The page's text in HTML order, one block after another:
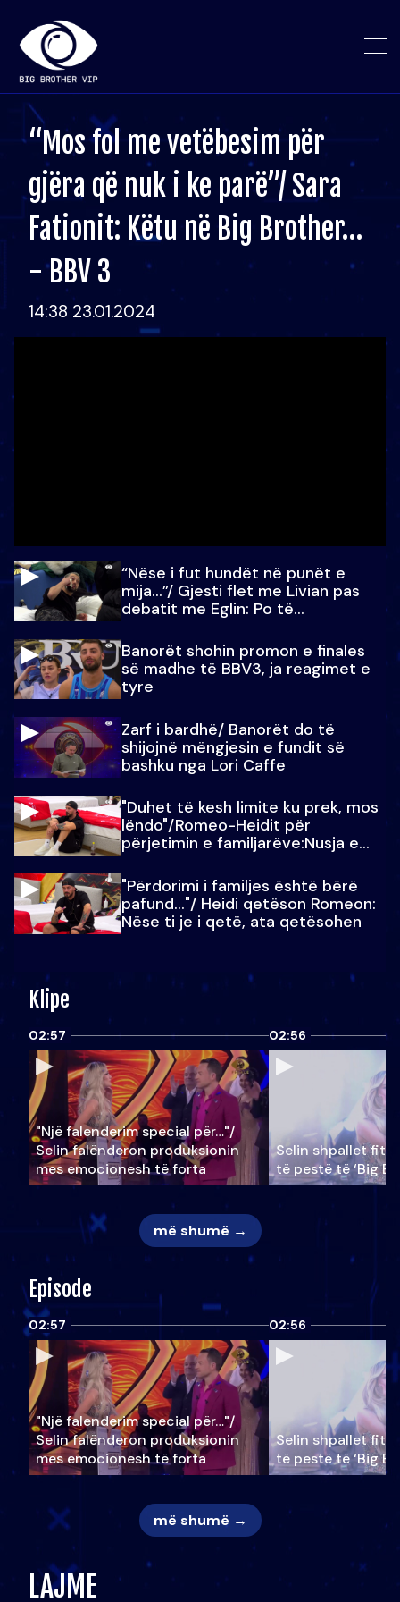
“Mos fol me vetëbesim për
gjëra që nuk i ke parë”/ Sara
Fationit: Këtu në Big Brother…
- BBV 3
14:38 23.01.2024
“Nëse i fut hundët në punët e
mija…”/ Gjesti flet me Livian pas
debatit me Eglin: Po të
Banorët shohin promon e finales
së madhe të BBV3, ja reagimet e
tyre
Zarf i bardhë/ Banorët do të
shijojnë mëngjesin e fundit së
bashku nga Lori Caffe
"Duhet të kesh limite ku prek, mos
lëndo"/Romeo-Heidit për
përjetimin e familjarëve:Nusja e
"Përdorimi i familjes është bërë
pafund…"/ Heidi qetëson Romeon:
Nëse ti je i qetë, ata qetësohen
Klipe
02:57
"Një falenderim special për…"/
Selin falënderon produksionin
mes emocionesh të forta
02:56
Selin shpallet
të pestë të ‘Big
më shumë →
Episode
02:57
"Një falenderim special për…"/
Selin falënderon produksionin
mes emocionesh të forta
02:56
Selin shpallet
të pestë të ‘Big
më shumë →
LAJME